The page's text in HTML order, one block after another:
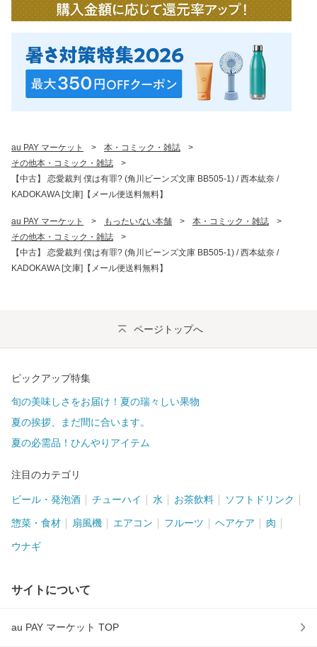
au PAY マーケット > 本・コミック・雑誌
>
その他本・コミック・雑誌
>
【中古】 恋愛裁判 僕は有罪? (角川ビーンズ文庫 BB505-1) / 西本紘奈 /
KADOKAWA [文庫]【メール便送料無料】
au PAY マーケット > もったいない本舗 > 本・コミック・雑誌
>
その他本・コミック・雑誌
>
【中古】 恋愛裁判 僕は有罪? (角川ビーンズ文庫 BB505-1) / 西本紘奈 /
KADOKAWA [文庫]【メール便送料無料】
ページトップへ
ピックアップ特集
旬の美味しさをお届け！夏の瑞々しい果物
夏の挨拶、まだ間に合います。
夏の必需品！ひんやりアイテム
注目のカテゴリ
ビール・発泡酒 チューハイ 水 お茶飲料 ソフトドリンク
惣菜・食材 扇風機 エアコン フルーツ ヘアケア 肉
ウナギ
サイトについて
au PAY マーケット TOP